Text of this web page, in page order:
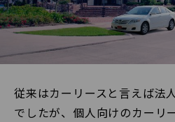
従来はカーリースと言えば法
でしたが、個人向けのカーリ